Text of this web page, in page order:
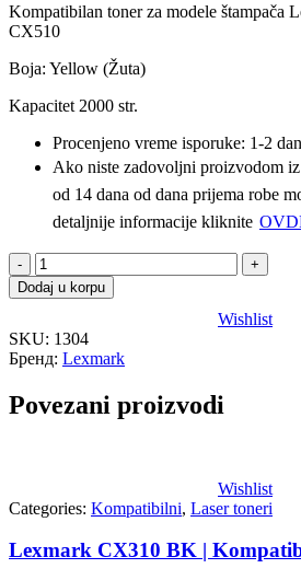
Kompatibilan toner za modele štampača
CX510
Boja: Yellow (Žuta)
Kapacitet 2000 str.
Procenjeno vreme isporuke: 1-2
Ako niste zadovoljni proizvodom
od 14 dana od dana prijema robe
detaljnije informacije kliknite
Lexmark
CX310
YL
Kompatibilni
toner
Dodaj u korpu
Wishlist
SKU: 1304
Бренд: Lexmark
Povezani proizvodi
Wishlist
Categories: Kompatibilni, Laser toneri
Lexmark CX310 BK |